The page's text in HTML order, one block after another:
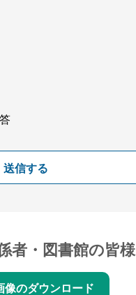
送信する
者・図書館の皆様
像のダウンロード